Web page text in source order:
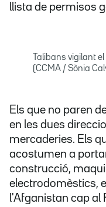
llista de permisos
Talibans vigilant
(CCMA / Sònia
Els que no paren
en les dues
mercaderies. Els
acostumen a
construcció,
electrodomèstics,
l'Afganistan cap al